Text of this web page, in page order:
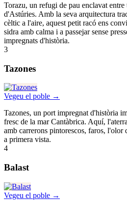
Torazu, un refugi de pau enclavat entre
d'Astúries. Amb la seva arquitectura
cèltic a l'aire, aquest petit racó ens
sidra amb calma i a passejar sense
impregnats d'història.
3
Tazones
Vegeu el poble →
Tazones, un port impregnat d'història
fresc de la mar Cantàbrica. Aquí,
amb carrerons pintorescos, faros, l'olor
a primera vista.
4
Balast
Vegeu el poble →